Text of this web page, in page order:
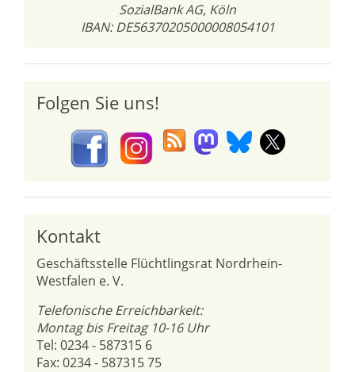
SozialBank AG, Köln
IBAN: DE56370205000008054101
Folgen Sie uns!
Kontakt
Geschäftsstelle Flüchtlingsrat Nordrhein-
Westfalen e. V.
Telefonische Erreichbarkeit:
Montag bis Freitag 10-16 Uhr
Tel: 0234 - 587315 6
Fax: 0234 - 587315 75